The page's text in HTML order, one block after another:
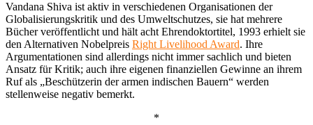
Vandana Shiva ist aktiv in verschiedenen Organisationen der
Globalisierungskritik und des Umweltschutzes, sie hat mehrere
Bücher veröffentlicht und hält acht Ehrendoktortitel, 1993 erhielt sie
den Alternativen Nobelpreis Right Livelihood Award. Ihre
Argumentationen sind allerdings nicht immer sachlich und bieten
Ansatz für Kritik; auch ihre eigenen finanziellen Gewinne an ihrem
Ruf als „Beschützerin der armen indischen Bauern“ werden
stellenweise negativ bemerkt.
*